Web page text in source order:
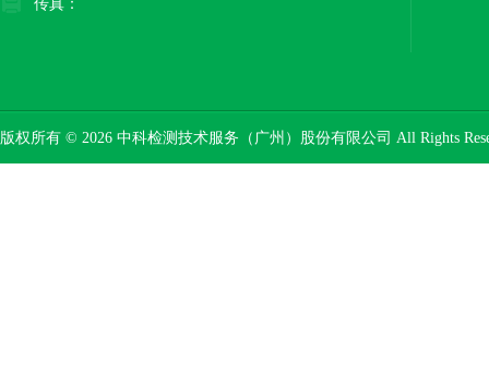
传真：
版权所有 © 2026 中科检测技术服务（广州）股份有限公司 All Rights